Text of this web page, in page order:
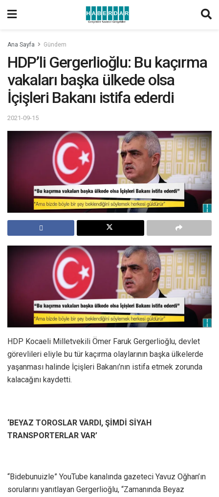
Ana Sayfa Gündem
HDP’li Gergerlioğlu: Bu kaçırma
vakaları başka ülkede olsa
İçişleri Bakanı istifa ederdi
2021-09-15
HDP Kocaeli Milletvekili Ömer Faruk Gergerlioğlu, devlet
görevlileri eliyle bu tür kaçırma olaylarının başka ülkelerde
yaşanması halinde İçişleri Bakanı’nın istifa etmek zorunda
kalacağını kaydetti.
‘BEYAZ TOROSLAR VARDI, ŞİMDİ SİYAH
TRANSPORTERLAR VAR’
“Bidebunuizle” YouTube kanalında gazeteci Yavuz Oğhan’ın
sorularını yanıtlayan Gergerlioğlu, “Zamanında Beyaz